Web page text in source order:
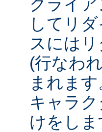
クライ
してリ
スには
(行なわ
まれま
キャラ
けをしま